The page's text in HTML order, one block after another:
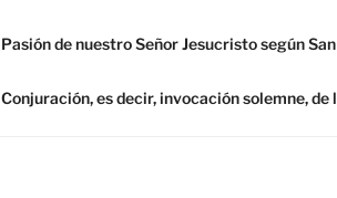
Pasión de nuestro Señor Jesucristo según San
Conjuración, es decir, invocación solemne, de